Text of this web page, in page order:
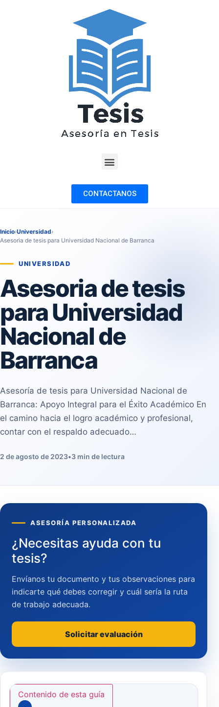
CONTACTANOS
Inicio›Universidad›
Asesoria de tesis para Universidad Nacional de Barranca
UNIVERSIDAD
Asesoria de tesis
para Universidad
Nacional de
Barranca
Asesoría de tesis para Universidad Nacional de
Barranca: Apoyo Integral para el Éxito Académico En
el camino hacia el logro académico y profesional,
contar con el respaldo adecuado…
2 de agosto de 2023•3 min de lectura
Contenido de esta guía
ASESORÍA PERSONALIZADA
¿Necesitas ayuda con tu
tesis?
Envíanos tu documento y tus observaciones para
indicarte qué debes corregir y cuál sería la ruta
de trabajo adecuada.
Solicitar evaluación